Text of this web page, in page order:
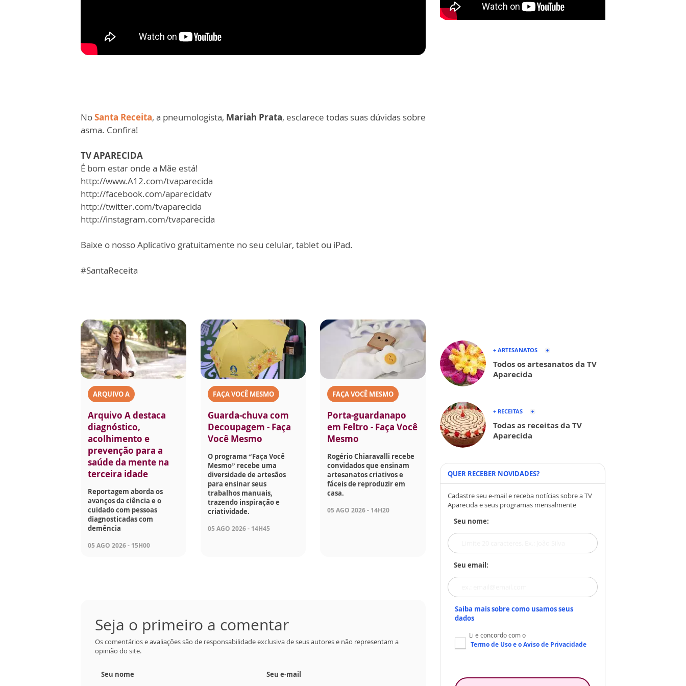
NoSanta Receita, a pneumologista, Mariah Prata, esclarece todas suas dúvidas sobre
asma. Confira!
TV APARECIDA
É bom estar onde a Mãe está!
http://www.A12.com/tvaparecida
http://facebook.com/aparecidatv
http://twitter.com/tvaparecida
http://instagram.com/tvaparecida
Baixe o nosso Aplicativo gratuitamente no seu celular, tablet ou iPad.
#SantaReceita
ARQUIVO A
Arquivo A destaca
diagnóstico,
acolhimento e
prevenção para a
saúde da mente na
terceira idade
Reportagem aborda os
avanços da ciência e o
cuidado com pessoas
diagnosticadas com
demência
05 AGO 2026 - 15H00
FAÇA VOCÊ MESMO
Guarda-chuva com
Decoupagem - Faça
Você Mesmo
O programa “Faça Você
Mesmo” recebe uma
diversidade de artesãos
para ensinar seus
trabalhos manuais,
trazendo inspiração e
criatividade.
05 AGO 2026 - 14H45
FAÇA VOCÊ MESMO
Porta-guardanapo
em Feltro - Faça Você
Mesmo
Rogério Chiaravalli recebe
convidados que ensinam
artesanatos criativos e
fáceis de reproduzir em
casa.
05 AGO 2026 - 14H20
Seja o primeiro a comentar
Os comentários e avaliações são de responsabilidade exclusiva de seus autores e não representam a
opinião do site.
Seu nome Seu e-mail
+ ARTESANATOS
Todos os artesanatos da TV
Aparecida
+ RECEITAS
Todas as receitas da TV
Aparecida
QUER RECEBER NOVIDADES?
Cadastre seu e-mail e receba notícias sobre a TV
Aparecida e seus programas mensalmente
Seu nome:
Seu email:
Saiba mais sobre como usamos seus
dados
Li e concordo com o
Termo de Usoe oAviso de Privacidade